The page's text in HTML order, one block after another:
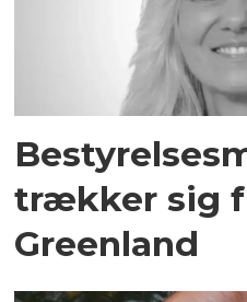
trækker sig
Greenland